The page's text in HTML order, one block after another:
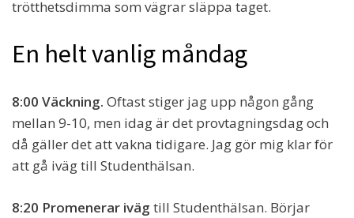
trötthetsdimma som vägrar släppa taget.
En helt vanlig måndag
8:00 Väckning. Oftast stiger jag upp någon gång
mellan 9-10, men idag är det provtagningsdag och
då gäller det att vakna tidigare. Jag gör mig klar för
att gå iväg till Studenthälsan.
8:20 Promenerar iväg till Studenthälsan. Börjar